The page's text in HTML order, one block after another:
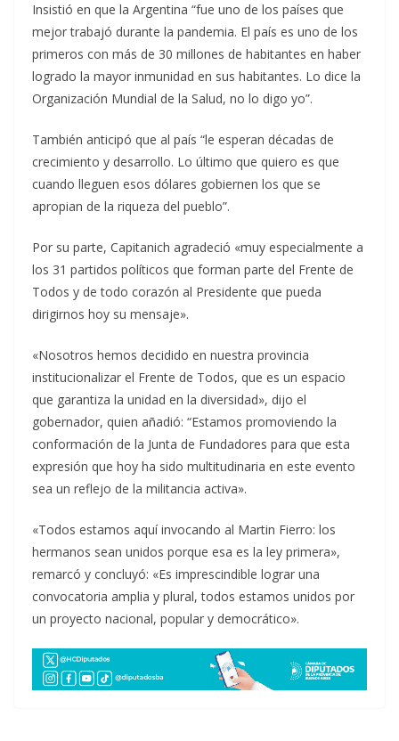
Insistió en que la Argentina “fue uno de los países que
mejor trabajó durante la pandemia. El país es uno de los
primeros con más de 30 millones de habitantes en haber
logrado la mayor inmunidad en sus habitantes. Lo dice la
Organización Mundial de la Salud, no lo digo yo”.
También anticipó que al país “le esperan décadas de
crecimiento y desarrollo. Lo último que quiero es que
cuando lleguen esos dólares gobiernen los que se
apropian de la riqueza del pueblo”.
Por su parte, Capitanich agradeció «muy especialmente a
los 31 partidos políticos que forman parte del Frente de
Todos y de todo corazón al Presidente que pueda
dirigirnos hoy su mensaje».
«Nosotros hemos decidido en nuestra provincia
institucionalizar el Frente de Todos, que es un espacio
que garantiza la unidad en la diversidad», dijo el
gobernador, quien añadió: “Estamos promoviendo la
conformación de la Junta de Fundadores para que esta
expresión que hoy ha sido multitudinaria en este evento
sea un reflejo de la militancia activa».
«Todos estamos aquí invocando al Martin Fierro: los
hermanos sean unidos porque esa es la ley primera»,
remarcó y concluyó: «Es imprescindible lograr una
convocatoria amplia y plural, todos estamos unidos por
un proyecto nacional, popular y democrático».